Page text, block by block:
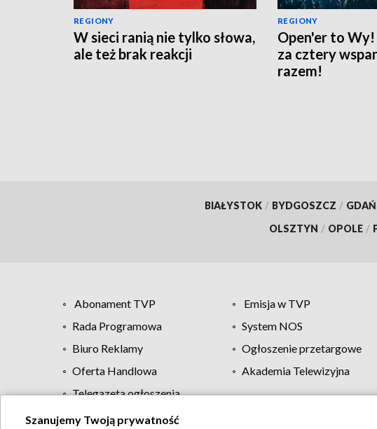
REGIONY
W sieci ranią nie tylko słowa,
ale też brak reakcji
REGIONY
Open'er to
za cztery
razem!
BIAŁYSTOK / BYDGOSZCZ /
OLSZTYN / OPOLE /
Abonament TVP Emisja w TVP
Rada Programowa
System NOS
Biuro Reklamy
Ogłoszenie przetargowe
Oferta Handlowa
Akademia Telewizyjna
Telegazeta ogłoszenia
Szanujemy Twoją prywatność